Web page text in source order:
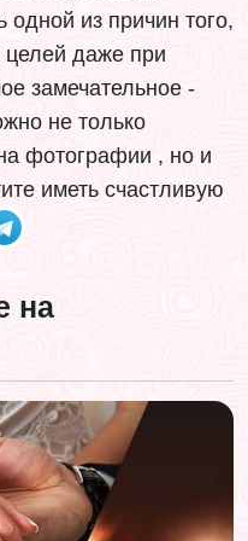
одной из причин того,
целей даже при
замечательное -
не только
фотографии , но и
иметь счастливую
на